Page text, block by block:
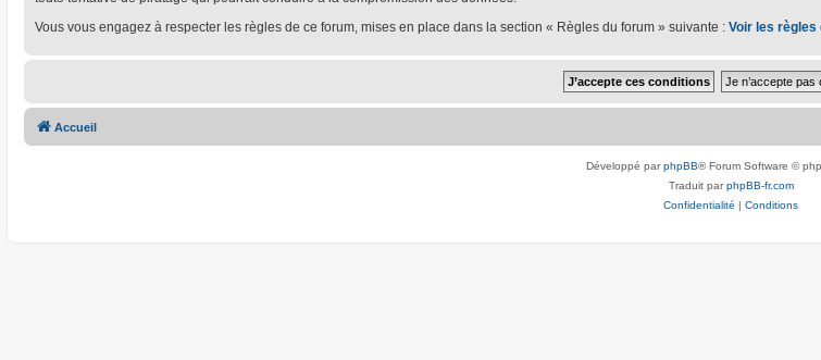
Vous vous engagez à respecter les règles de ce forum, mises en place dans la section « Règles du forum » suivante : Voir les règles
Accueil
Développé parphpBB® Forum Software ©
Traduit parphpBB-fr.com
Confidentialité | Conditions